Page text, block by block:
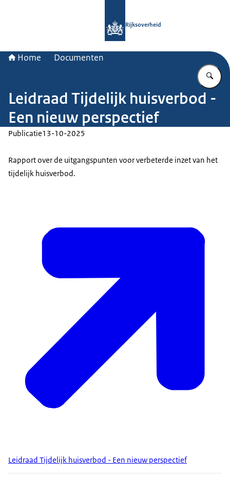
Rijksoverheid
Home Documenten
Leidraad Tijdelijk huisverbod -
Een nieuw perspectief
Publicatie13-10-2025
Rapport over de uitgangspunten voor verbeterde inzet van het
tijdelijk huisverbod.
Leidraad Tijdelijk huisverbod - Een nieuw perspectief